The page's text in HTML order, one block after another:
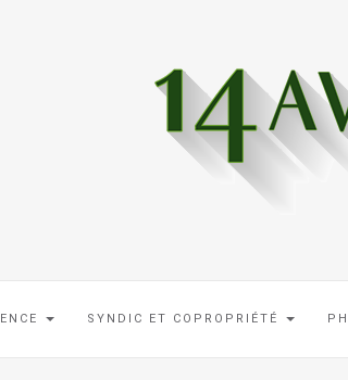
SYNDIC ET COPROPRIÉTÉ